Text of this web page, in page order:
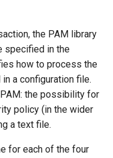
the PAM library
specified in the
how to process the
a configuration file.
the possibility for
policy (in the wider
a text file.
for each of the four